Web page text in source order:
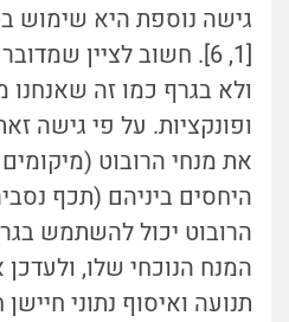
[1, 6]. חשוב לציין
ולא בגרף כמו זה שאנחנו
ופונקציות. על פי גישה
את מנחי הרובוט (מיקומים
היחסים ביניהם (תכף
הרובוט יכול להשתמש
המנח הנוכחי שלו,
תנועה ואיסוף נתוני